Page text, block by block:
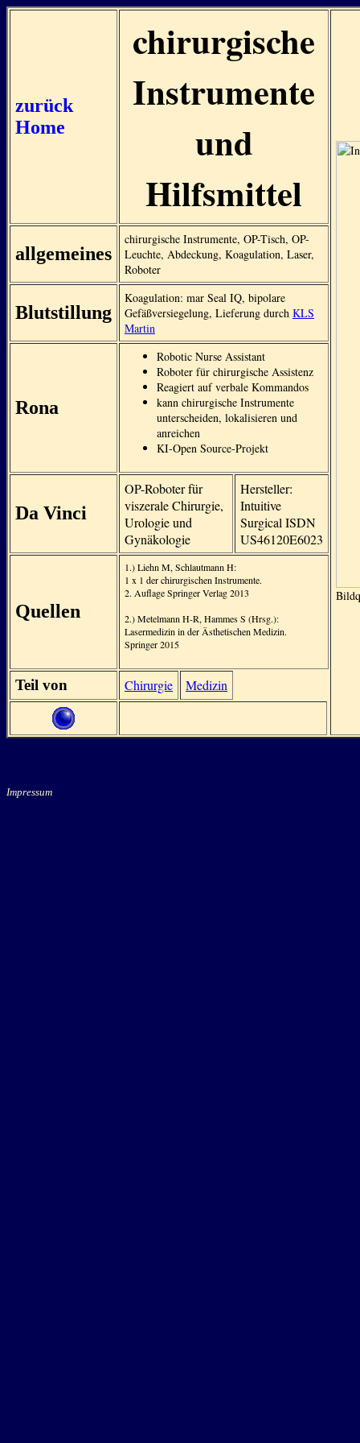
zurück
Home
chirurgische
Instrumente
und
Hilfsmittel
allgemeines
chirurgische Instrumente, OP-Tisch, OP-
Leuchte, Abdeckung, Koagulation, Laser,
Roboter
Blutstillung
Koagulation: mar Seal IQ, bipolare
Gefäßversiegelung, Lieferung durch KLS
Martin
Rona
Robotic Nurse Assistant
Roboter für chirurgische Assistenz
Reagiert auf verbale Kommandos
kann chirurgische Instrumente
unterscheiden, lokalisieren und
anreichen
KI-Open Source-Projekt
Da Vinci
OP-Roboter für
viszerale Chirurgie,
Urologie und
Gynäkologie
Hersteller:
Intuitive
Surgical ISDN
US46120E6023
Quellen
1.) Liehn M, Schlautmann H:
1 x 1 der chirurgischen Instrumente.
2. Auflage Springer Verlag 2013
2.) Metelmann H-R, Hammes S (Hrsg.):
Lasermedizin in der Ästhetischen Medizin.
Springer 2015
Teil von Chirurgie Medizin
Impressum